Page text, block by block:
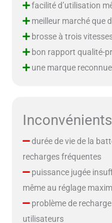
facilité d’utilisation
meilleur marché que
brosse à trois
bon rapport qualité-
une marque
Inconvénients
durée de vie de la
recharges fréquentes
puissance jugée
même au réglage
problème de
utilisateurs